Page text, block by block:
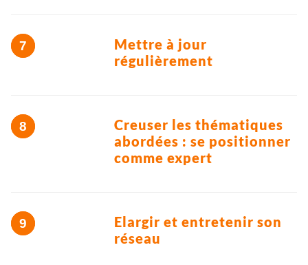
Mettre à jour
régulièrement
Creuser les thématiques
abordées : se positionner
comme expert
Elargir et entretenir son
réseau